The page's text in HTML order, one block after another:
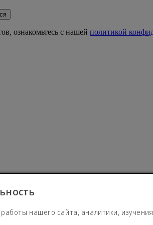
ознакомьтесь с нашей политикой
нашего сайта, аналитики,